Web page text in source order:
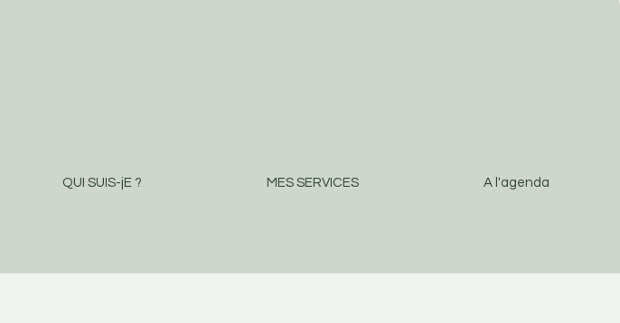
QUI SUIS-jE ? MES SERVICES A l'agenda